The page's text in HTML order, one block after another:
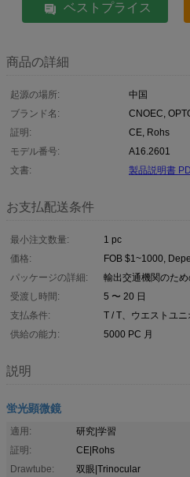
ベストプライス
商品の詳細
起源の場所:
中国
ブランド名:
CNOEC,
証明:
CE, Rohs
モデル番号:
A16.2601
文書:
製品説明書
お支払配送条件
最小注文数量:
1 pc
価格:
FOB $1~1000,
パッケージの詳細:
輸出交通機関のため
受渡し時間:
5 〜 20 日
支払条件:
T / T、ウエストユ
供給の能力:
5000 PC 月
説明
蛍光顕微鏡
適用:
研究|学習
証明:
CE|Rohs
Drawtube:
双眼|Trinocular